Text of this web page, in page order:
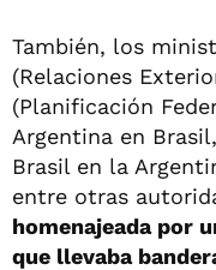
También, los
(Relaciones
(Planificación
Argentina en
Brasil en la
entre otras
homenajeada por
que llevaba